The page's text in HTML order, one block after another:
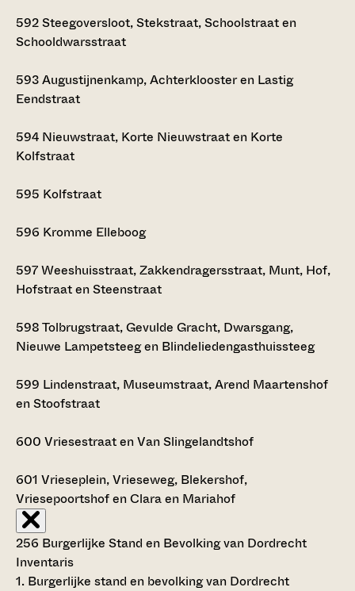
592Steegoversloot, Stekstraat, Schoolstraat en
Schooldwarsstraat
593Augustijnenkamp, Achterklooster en Lastig
Eendstraat
594 Nieuwstraat, Korte Nieuwstraat en Korte
Kolfstraat
595 Kolfstraat
596 Kromme Elleboog
597Weeshuisstraat, Zakkendragersstraat, Munt, Hof,
Hofstraat en Steenstraat
598Tolbrugstraat, Gevulde Gracht, Dwarsgang,
Nieuwe Lampetsteeg en Blindeliedengasthuissteeg
599 Lindenstraat, Museumstraat, Arend Maartenshof
en Stoofstraat
600 Vriesestraat en Van Slingelandtshof
601 Vrieseplein, Vrieseweg, Blekershof,
Vriesepoortshof en Clara en Mariahof
256 Burgerlijke Stand en Bevolking van Dordrecht
Inventaris
1. Burgerlijke stand en bevolking van Dordrecht